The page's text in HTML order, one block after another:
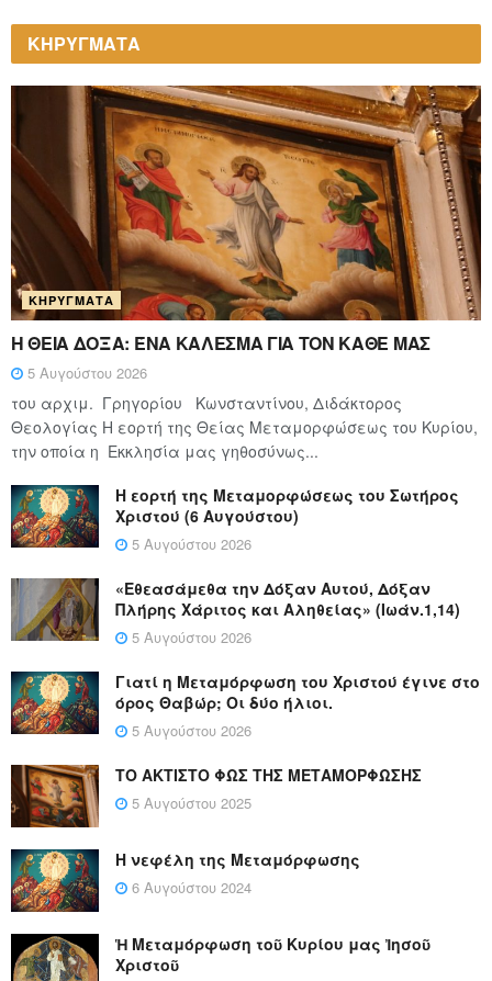
ΚΗΡΥΓΜΑΤΑ
ΚΗΡΎΓΜΑΤΑ
Η ΘΕΙΑ ΔΟΞΑ: ΈΝΑ ΚΑΛΕΣΜΑ ΓΙΑ ΤΟΝ ΚΑΘΕ ΜΑΣ
5 Αυγούστου 2026
του αρχιμ. Γρηγορίου Κωνσταντίνου, Διδάκτορος
Θεολογίας Η εορτή της Θείας Μεταμορφώσεως του Κυρίου,
την οποία η Εκκλησία μας γηθοσύνως...
Η εορτή της Μεταμορφώσεως του Σωτήρος
Χριστού (6 Αυγούστου)
5 Αυγούστου 2026
«Εθεασάμεθα την Δόξαν Αυτού, Δόξαν
Πλήρης Χάριτος και Αληθείας» (Ιωάν.1,14)
5 Αυγούστου 2026
Γιατί η Μεταμόρφωση του Χριστού έγινε στο
όρος Θαβώρ; Οι δύο ήλιοι.
5 Αυγούστου 2026
ΤΟ ΑΚΤΙΣΤΟ ΦΩΣ ΤΗΣ ΜΕΤΑΜΟΡΦΩΣΗΣ
5 Αυγούστου 2025
Η νεφέλη της Μεταμόρφωσης
6 Αυγούστου 2024
Ἡ Μεταμόρφωση τοῦ Κυρίου μας Ἰησοῦ
Χριστοῦ